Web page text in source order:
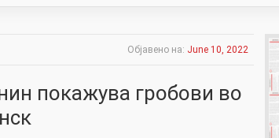
Објавено на: June 10, 2022
покажува гробови во